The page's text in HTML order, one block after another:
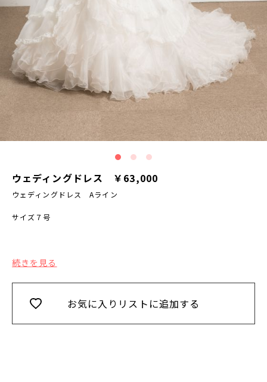
ウェディングドレス ￥63,000
ウェディングドレス Aライン
サイズ７号
続きを見る
お気に入りリストに追加する